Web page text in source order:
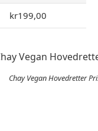
kr199,00
Chay Vegan Hovedretter